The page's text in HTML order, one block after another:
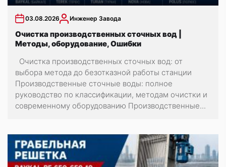
03.08.2026 Инженер Завода
Очистка производственных сточных вод |
Методы, оборудование, Ошибки
Очистка производственных сточных вод: от
выбора метода до безотказной работы станции
Производственные сточные воды: полное
руководство по классификации, методам очистки и
современному оборудованию Производственные...